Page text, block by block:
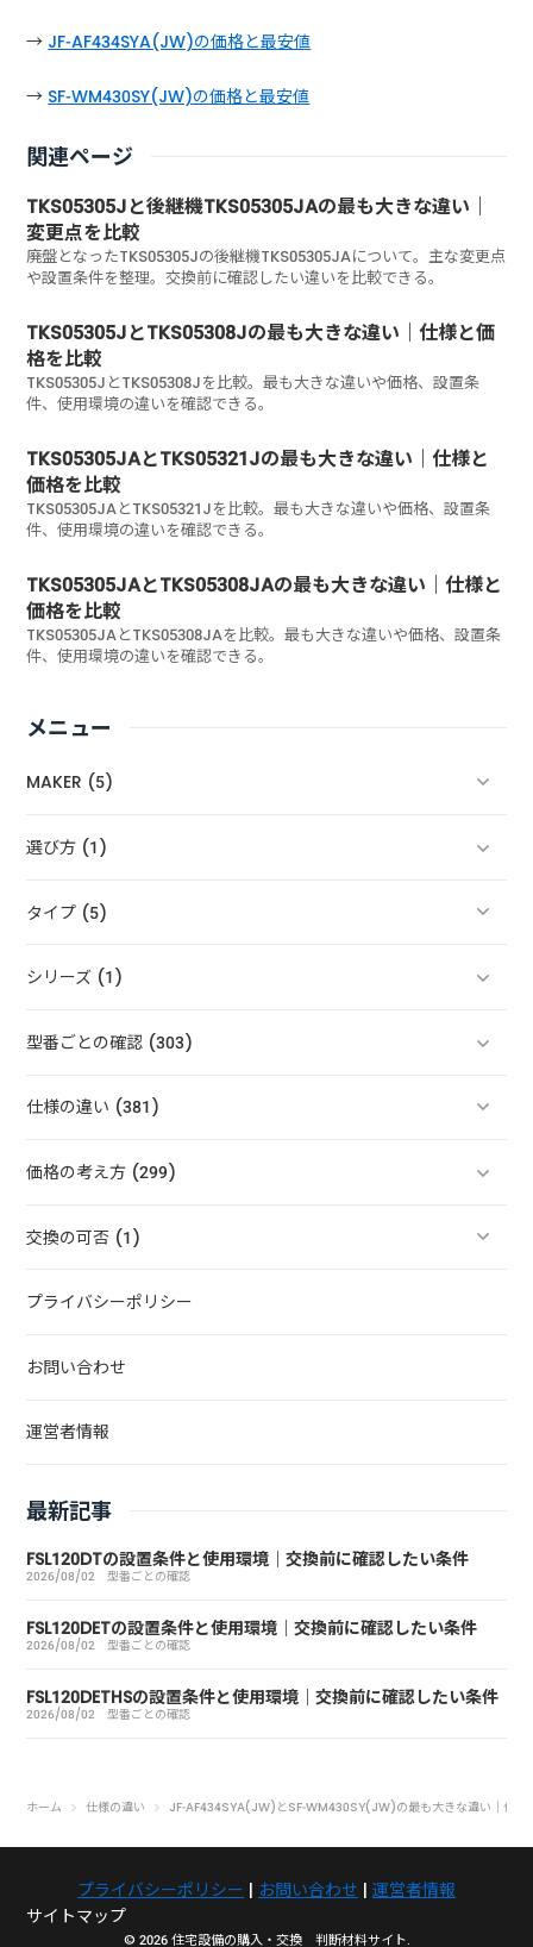
→ JF-AF434SYA(JW)の価格と最安値
→ SF-WM430SY(JW)の価格と最安値
関連ページ
TKS05305Jと後継機TKS05305JAの最も大きな違い｜
変更点を比較
廃盤となったTKS05305Jの後継機TKS05305JAについて。主な変更点
や設置条件を整理。交換前に確認したい違いを比較できる。
TKS05305JとTKS05308Jの最も大きな違い｜仕様と価
格を比較
TKS05305JとTKS05308Jを比較。最も大きな違いや価格、設置条
件、使用環境の違いを確認できる。
TKS05305JAとTKS05321Jの最も大きな違い｜仕様と
価格を比較
TKS05305JAとTKS05321Jを比較。最も大きな違いや価格、設置条
件、使用環境の違いを確認できる。
TKS05305JAとTKS05308JAの最も大きな違い｜仕様と
価格を比較
TKS05305JAとTKS05308JAを比較。最も大きな違いや価格、設置条
件、使用環境の違いを確認できる。
メニュー
MAKER (5)
選び方 (1)
タイプ (5)
シリーズ (1)
型番ごとの確認 (303)
仕様の違い (381)
価格の考え方 (299)
交換の可否 (1)
プライバシーポリシー
お問い合わせ
運営者情報
最新記事
FSL120DTの設置条件と使用環境｜交換前に確認したい条件
2026/08/02 型番ごとの確認
FSL120DETの設置条件と使用環境｜交換前に確認したい条件
2026/08/02 型番ごとの確認
FSL120DETHSの設置条件と使用環境｜交換前に確認したい条件
2026/08/02 型番ごとの確認
ホーム 仕様の違い JF-AF434SYA(JW)とSF-WM430SY(JW)の最も大きな違い｜仕様
プライバシーポリシー | お問い合わせ | 運営者情報
サイトマップ
© 2026 住宅設備の購入・交換 判断材料サイト.